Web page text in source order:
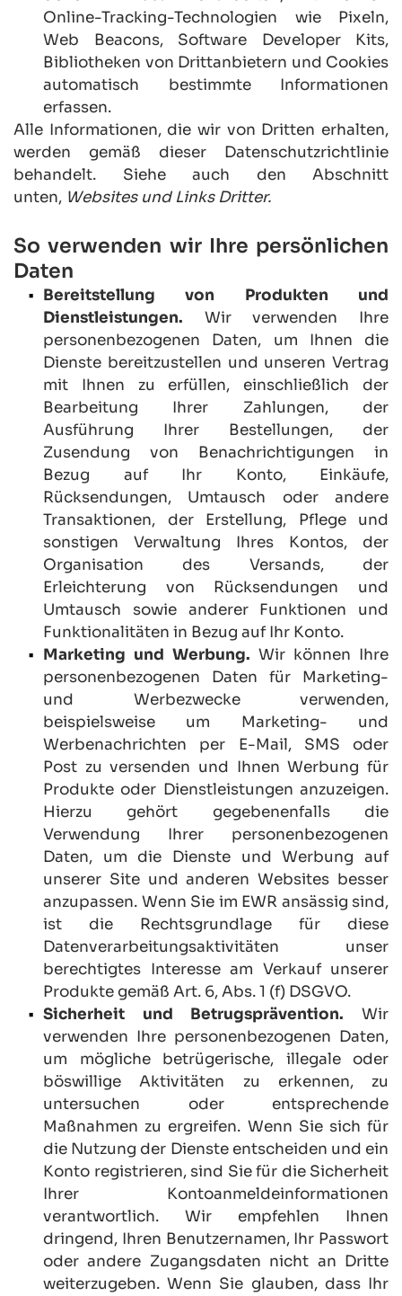
Online-Tracking-Technologien wie Pixeln,
Web Beacons, Software Developer Kits,
Bibliotheken von Drittanbietern und Cookies
automatisch bestimmte Informationen
erfassen.
Alle Informationen, die wir von Dritten erhalten,
werden gemäß dieser Datenschutzrichtlinie
behandelt. Siehe auch den Abschnitt
unten, Websites und Links Dritter.
So verwenden wir Ihre persönlichen
Daten
Bereitstellung von Produkten und
Dienstleistungen. Wir verwenden Ihre
personenbezogenen Daten, um Ihnen die
Dienste bereitzustellen und unseren Vertrag
mit Ihnen zu erfüllen, einschließlich der
Bearbeitung Ihrer Zahlungen, der
Ausführung Ihrer Bestellungen, der
Zusendung von Benachrichtigungen in
Bezug auf Ihr Konto, Einkäufe,
Rücksendungen, Umtausch oder andere
Transaktionen, der Erstellung, Pflege und
sonstigen Verwaltung Ihres Kontos, der
Organisation des Versands, der
Erleichterung von Rücksendungen und
Umtausch sowie anderer Funktionen und
Funktionalitäten in Bezug auf Ihr Konto.
Marketing und Werbung. Wir können Ihre
personenbezogenen Daten für Marketing-
und Werbezwecke verwenden,
beispielsweise um Marketing- und
Werbenachrichten per E-Mail, SMS oder
Post zu versenden und Ihnen Werbung für
Produkte oder Dienstleistungen anzuzeigen.
Hierzu gehört gegebenenfalls die
Verwendung Ihrer personenbezogenen
Daten, um die Dienste und Werbung auf
unserer Site und anderen Websites besser
anzupassen. Wenn Sie im EWR ansässig sind,
ist die Rechtsgrundlage für diese
Datenverarbeitungsaktivitäten unser
berechtigtes Interesse am Verkauf unserer
Produkte gemäß Art. 6, Abs. 1 (f) DSGVO.
Sicherheit und Betrugsprävention. Wir
verwenden Ihre personenbezogenen Daten,
um mögliche betrügerische, illegale oder
böswillige Aktivitäten zu erkennen, zu
untersuchen oder entsprechende
Maßnahmen zu ergreifen. Wenn Sie sich für
die Nutzung der Dienste entscheiden und ein
Konto registrieren, sind Sie für die Sicherheit
Ihrer Kontoanmeldeinformationen
verantwortlich. Wir empfehlen Ihnen
dringend, Ihren Benutzernamen, Ihr Passwort
oder andere Zugangsdaten nicht an Dritte
weiterzugeben. Wenn Sie glauben, dass Ihr